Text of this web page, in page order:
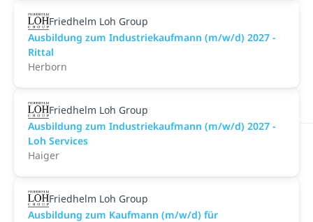
Friedhelm Loh Group
Ausbildung zum Industriekaufmann (m/w/d) 2027 -
Rittal
Herborn
Friedhelm Loh Group
Ausbildung zum Industriekaufmann (m/w/d) 2027 -
Loh Services
Haiger
Friedhelm Loh Group
Ausbildung zum Kaufmann (m/w/d) für